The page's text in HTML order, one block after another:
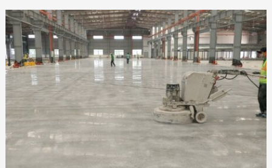
Dịch
vụ
đánh
bóng
sàn
bê
tại
Quảng
Ngãi